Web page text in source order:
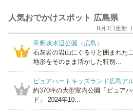
人気おでかけスポット 広島県
8月3日更新
1
帝釈峡水辺公園（広島）
石灰岩の岩山にぐるりと囲まれた
地形をそのまま活かした特別...
2
ピュアハートキッズランド広島ア
約370坪の大型室内公園「ピュア
ド」 2024年10...